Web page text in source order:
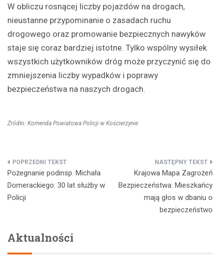
W obliczu rosnącej liczby pojazdów na drogach,
nieustanne przypominanie o zasadach ruchu
drogowego oraz promowanie bezpiecznych nawyków
staje się coraz bardziej istotne. Tylko wspólny wysiłek
wszystkich użytkowników dróg może przyczynić się do
zmniejszenia liczby wypadków i poprawy
bezpieczeństwa na naszych drogach.
Źródło: Komenda Powiatowa Policji w Kościerzynie
Nawigacja
wpisu
Pożegnanie podinsp. Michała
Domerackiego: 30 lat służby w
Policji
Krajowa Mapa Zagrożeń
Bezpieczeństwa: Mieszkańcy
mają głos w dbaniu o
bezpieczeństwo
Aktualności